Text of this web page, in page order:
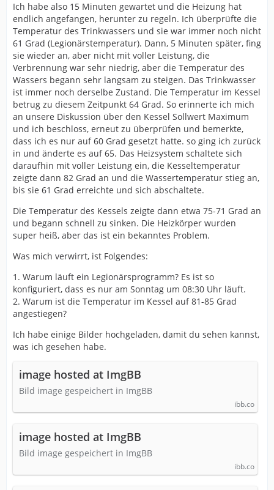
Ich habe also 15 Minuten gewartet und die Heizung hat
endlich angefangen, herunter zu regeln. Ich überprüfte die
Temperatur des Trinkwassers und sie war immer noch nicht
61 Grad (Legionärstemperatur). Dann, 5 Minuten später, fing
sie wieder an, aber nicht mit voller Leistung, die
Verbrennung war sehr niedrig, aber die Temperatur des
Wassers begann sehr langsam zu steigen. Das Trinkwasser
ist immer noch derselbe Zustand. Die Temperatur im Kessel
betrug zu diesem Zeitpunkt 64 Grad. So erinnerte ich mich
an unsere Diskussion über den Kessel Sollwert Maximum
und ich beschloss, erneut zu überprüfen und bemerkte,
dass ich es nur auf 60 Grad gesetzt hatte. so ging ich zurück
in und änderte es auf 65. Das Heizsystem schaltete sich
daraufhin mit voller Leistung ein, die Kesseltemperatur
zeigte dann 82 Grad an und die Wassertemperatur stieg an,
bis sie 61 Grad erreichte und sich abschaltete.
Die Temperatur des Kessels zeigte dann etwa 75-71 Grad an
und begann schnell zu sinken. Die Heizkörper wurden
super heiß, aber das ist ein bekanntes Problem.
Was mich verwirrt, ist Folgendes:
1. Warum läuft ein Legionärsprogramm? Es ist so
konfiguriert, dass es nur am Sonntag um 08:30 Uhr läuft.
2. Warum ist die Temperatur im Kessel auf 81-85 Grad
angestiegen?
Ich habe einige Bilder hochgeladen, damit du sehen kannst,
was ich gesehen habe.
image hosted at ImgBB
Bild image gespeichert in ImgBB
ibb.co
image hosted at ImgBB
Bild image gespeichert in ImgBB
ibb.co